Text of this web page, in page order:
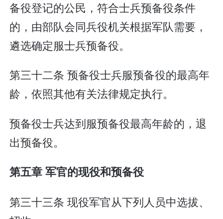
备役登记的公民，符合士兵预备役条件
的，由部队会同兵役机关根据军队需要，
遴选确定服士兵预备役。
第三十二条 预备役士兵服预备役的最高年
龄，依照其他有关法律规定执行。
预备役士兵达到服预备役最高年龄的，退
出预备役。
第五章 军官的现役和预备役
第三十三条 现役军官从下列人员中选拔、